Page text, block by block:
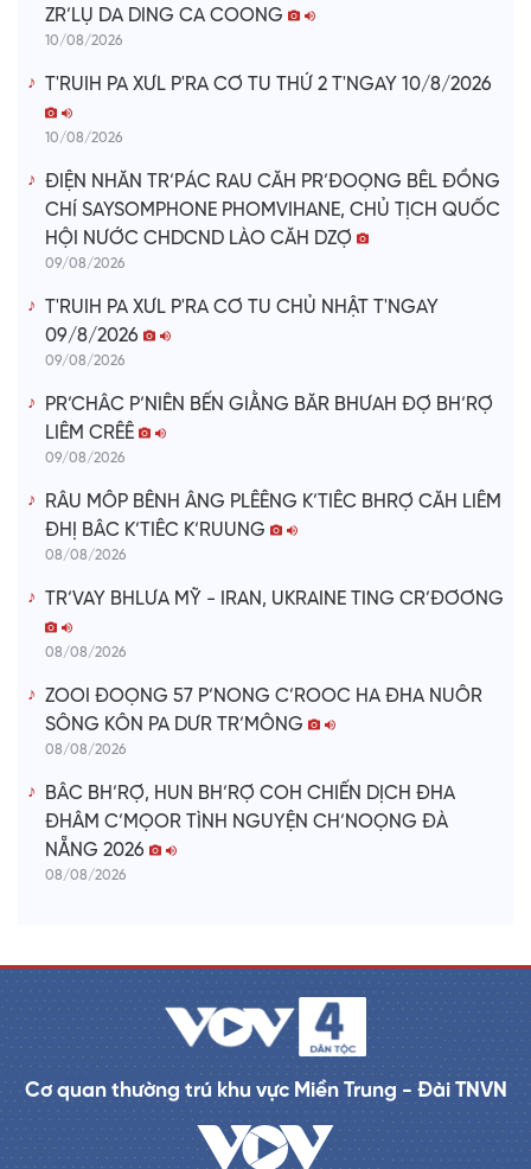
ZR’LỤ DA DING CA COONG
10/08/2026
T'RUIH PA XƯL P'RA CƠ TU THỨ 2 T'NGAY 10/8/2026
10/08/2026
ĐIỆN NHĂN TR’PÁC RAU CĂH PR’ĐOỌNG BÊL ĐỒNG
CHÍ SAYSOMPHONE PHOMVIHANE, CHỦ TỊCH QUỐC
HỘI NƯỚC CHDCND LÀO CĂH DZỢ
09/08/2026
T'RUIH PA XƯL P'RA CƠ TU CHỦ NHẬT T'NGAY
09/8/2026
09/08/2026
PR’CHÂC P’NIÊN BẾN GIẰNG BĂR BHƯAH ĐỢ BH’RỢ
LIÊM CRÊÊ
09/08/2026
RÂU MÔP BÊNH ÂNG PLÊÊNG K’TIÊC BHRỢ CĂH LIÊM
ĐHỊ BÂC K’TIÊC K’RUUNG
08/08/2026
TR’VAY BHLƯA MỸ - IRAN, UKRAINE TING CR’ĐƠƠNG
08/08/2026
ZOOI ĐOỌNG 57 P’NONG C’ROOC HA ĐHA NUÔR
SÔNG KÔN PA DƯR TR’MÔNG
08/08/2026
BÂC BH’RỢ, HUN BH’RỢ COH CHIẾN DỊCH ĐHA
ĐHÂM C’MỌOR TÌNH NGUYỆN CH’NOỌNG ĐÀ
NẴNG 2026
08/08/2026
Cơ quan thường trú khu vực Miền Trung - Đài TNVN